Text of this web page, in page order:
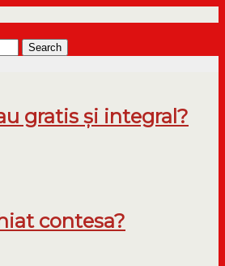
gratis și integral?
contesa?